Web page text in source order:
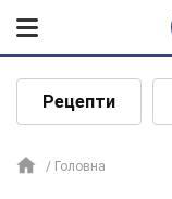
Рецепти
Головна